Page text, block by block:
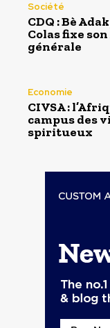
Société
CDQ : Bè
Colas fixe
générale
Economie
CIVSA :
campus des
spiritueux